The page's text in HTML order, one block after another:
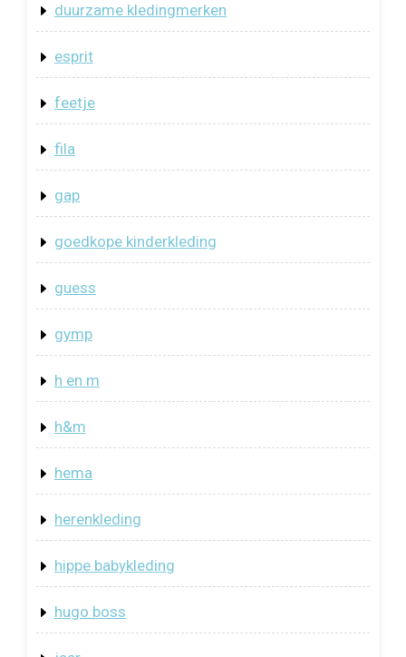
duurzame kledingmerken
esprit
feetje
fila
gap
goedkope kinderkleding
guess
gymp
h en m
h&m
hema
herenkleding
hippe babykleding
hugo boss